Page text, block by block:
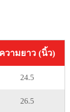
ความยาว (นิ้ว)
24.5
26.5